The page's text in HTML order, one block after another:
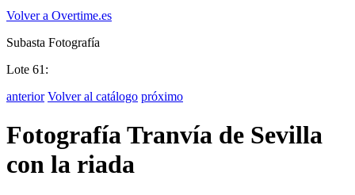
Volver a Overtime.es
Subasta Fotografía
Lote 61:
anterior Volver al catálogo próximo
Fotografía Tranvía de Sevilla
con la riada